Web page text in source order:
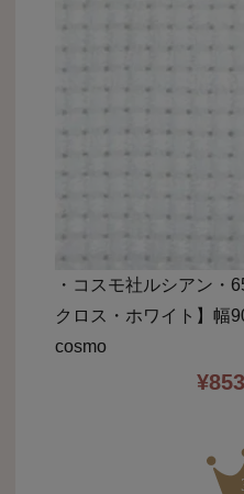
・コスモ社ルシアン・
クロス・ホワイト】幅
cosmo
¥853